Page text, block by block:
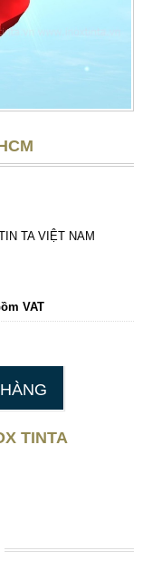
TA VIỆT NAM
VAT
TINTA